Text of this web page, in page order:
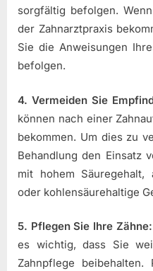
sorgfältig befolgen.
der Zahnarztpraxis
Sie die Anweisungen
befolgen.
4. Vermeiden Sie
können nach einer
bekommen. Um dies zu
Behandlung den Einsatz
mit hohem Säuregehalt,
oder kohlensäurehaltige
5. Pflegen Sie Ihre Zähne:
es wichtig, dass Sie
Zahnpflege